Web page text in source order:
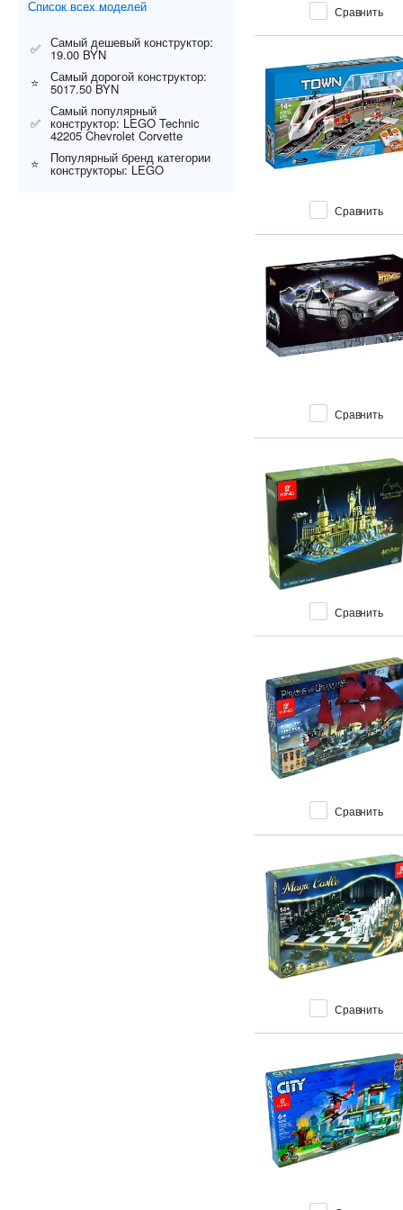
Сравнить
Сравнить
Сравнить
Сравнить
Сравнить
Сравнить
Juniors
Legends of Chima
Marvel
Marvel Spiderman
Marvel Super Heroes
Mickey and Friends
Mindstorms
Список всех моделей
✅ Самый дешевый конструктор:
19.00 BYN
⭐
Самый дорогой конструктор:
5017.50 BYN
✅
Самый популярный
конструктор: LEGO Technic
42205 Chevrolet Corvette
⭐
Популярный бренд категории
конструкторы: LEGO